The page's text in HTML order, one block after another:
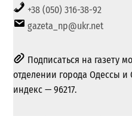
+38 (050) 316-38-92
gazeta_np@ukr.net
Подписаться на газету
отделении города Одессы и
индекс — 96217.